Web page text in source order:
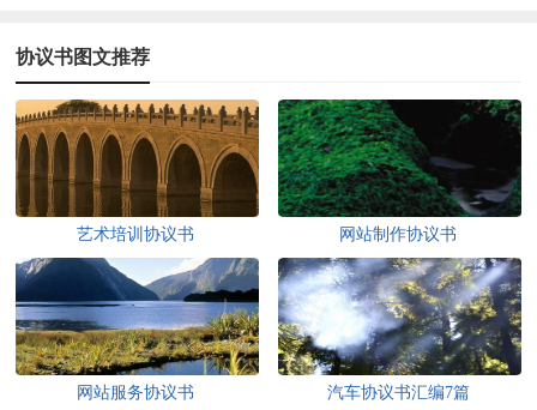
协议书图文推荐
艺术培训协议书 网站制作协议书
网站服务协议书 汽车协议书汇编7篇